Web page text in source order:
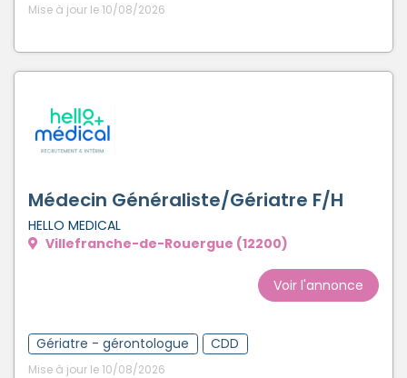
Mise à jour le 10/08/2026
Médecin Généraliste/Gériatre F/H
HELLO MEDICAL
Villefranche-de-Rouergue (12200)
Voir l'annonce
Gériatre - gérontologue CDD
Mise à jour le 10/08/2026